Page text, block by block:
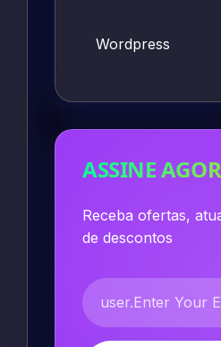
Wordpress
ASSINE
Receba ofertas,
de descontos